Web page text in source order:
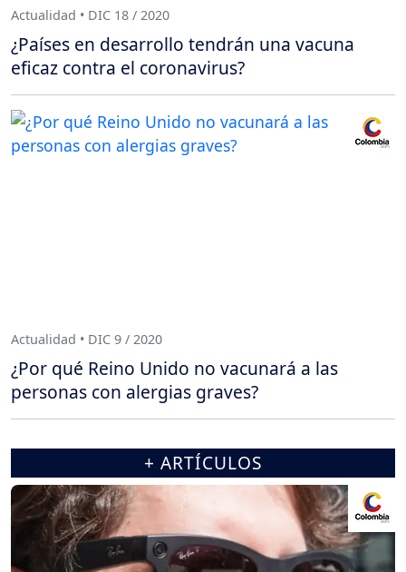
Actualidad • DIC 18 / 2020
¿Países en desarrollo tendrán una vacuna
eficaz contra el coronavirus?
Actualidad • DIC 9 / 2020
¿Por qué Reino Unido no vacunará a las
personas con alergias graves?
+ ARTÍCULOS